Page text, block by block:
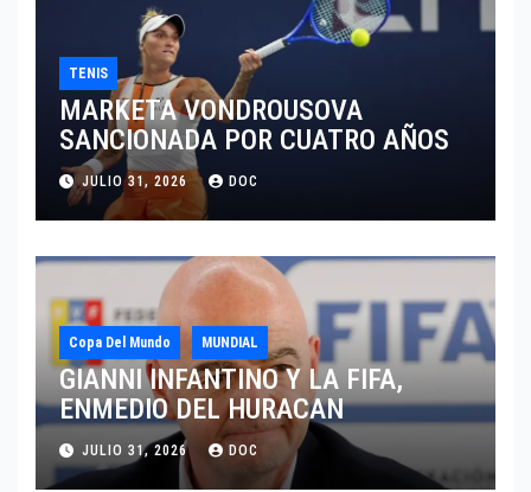
TENIS
MARKETA VONDROUSOVA
SANCIONADA POR CUATRO AÑOS
JULIO 31, 2026 DOC
Copa Del Mundo MUNDIAL
GIANNI INFANTINO Y LA FIFA,
ENMEDIO DEL HURACAN
JULIO 31, 2026 DOC